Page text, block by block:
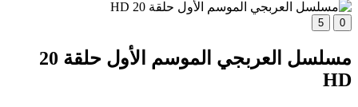
0
5
مسلسل العربجي الموسم الأول حلقة 20
HD